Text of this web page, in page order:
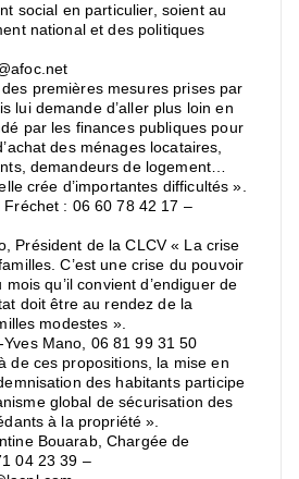
social en particulier, soient au
national et des politiques
premières mesures prises par
lui demande d’aller plus loin en
par les finances publiques pour
des ménages locataires,
demandeurs de logement…
crée d’importantes difficultés ».
Fréchet : 06 60 78 42 17 –
Président de la CLCV « La crise
C’est une crise du pouvoir
qu’il convient d’endiguer de
doit être au rendez de la
modestes ».
Mano, 06 81 99 31 50
de ces propositions, la mise en
des habitants participe
global de sécurisation des
à la propriété ».
Bouarab, Chargée de
04 23 39 –